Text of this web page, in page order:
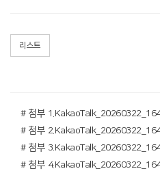
리스트
# 첨부
# 첨부
# 첨부
# 첨부